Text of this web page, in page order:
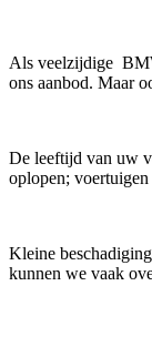
Als veelzijdige
ons aanbod. Maar
De leeftijd van uw
oplopen;
Kleine
kunnen we vaak